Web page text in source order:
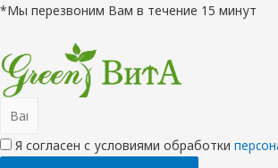
*Мы перезвоним Вам в течение 15 минут
Я согласен с условиями обработки